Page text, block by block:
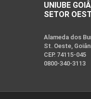
UNIUBE
SETOR
Alameda dos
St. Oeste,
CEP. 74115-045
0800-340-3113